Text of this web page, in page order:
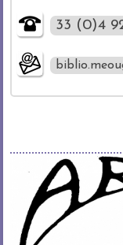
33 (0)4